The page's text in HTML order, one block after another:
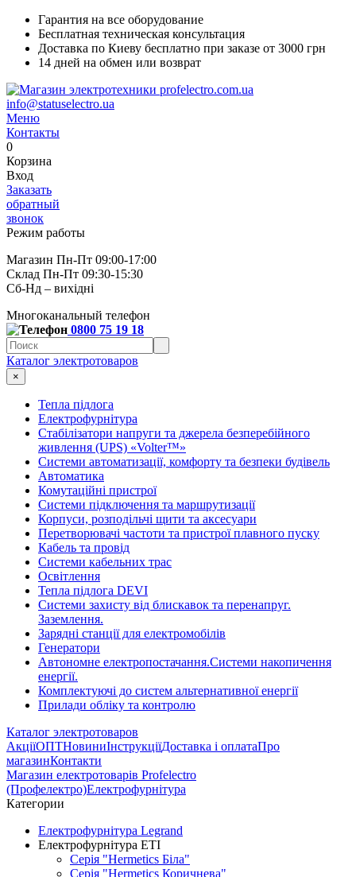
Гарантия на все оборудование
Бесплатная техническая консультация
Доставка по Киеву бесплатно при заказе от 3000 грн
14 дней на обмен или возврат
info@statuselectro.ua
Меню
Контакты
0
Корзина
Вход
Заказать
обратный
звонок
Режим работы
Магазин Пн-Пт 09:00-17:00
Склад Пн-Пт 09:30-15:30
Сб-Нд – вихідні
Многоканальный телефон
0800 75 19 18
Каталог электротоваров
×
Тепла підлога
Електрофурнітура
Cтабілізатори напруги та джерела безперебійного
живлення (UPS) «Volter™»
Системи автоматизації, комфорту та безпеки будівель
Автоматика
Комутаційні пристрої
Системи підключення та маршрутизації
Корпуси, розподільчі щити та аксесуари
Перетворювачі частоти та пристрої плавного пуску
Кабель та провід
Системи кабельних трас
Освітлення
Тепла підлога DEVI
Системи захисту від блискавок та перенапруг.
Заземлення.
Зарядні станції для електромобілів
Генератори
Автономне електропостачання.Системи накопичення
енергії.
Комплектуючі до систем альтернативної енергії
Прилади обліку та контролю
Каталог электротоваров
АкціїОПТНовиниІнструкціїДоставка і оплатаПро
магазинКонтакти
Магазин електротоварів Profelectro
(Профелектро)Електрофурнітура
Категории
Електрофурнітура Legrand
Електрофурнітура ETI
Серія "Hermetics Біла"
Серія "Hermetics Коричнева"